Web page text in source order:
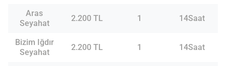
Aras
Seyahat
2.200 TL 1 14Saat
Bizim Iğdır
Seyahat
2.200 TL 1 14Saat